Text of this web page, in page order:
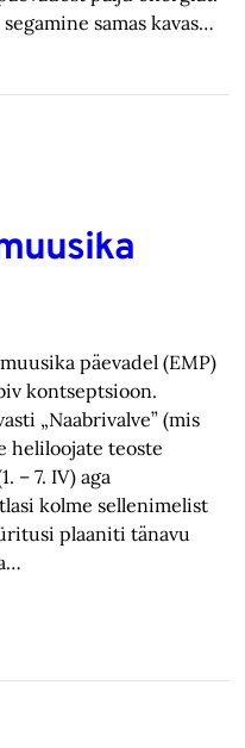
samas kavas…
päevadel (EMP)
kontseptsioon.
„Naabrivalve” (mis
heliloojate teoste
– 7. IV) aga
kolme sellenimelist
plaaniti tänavu